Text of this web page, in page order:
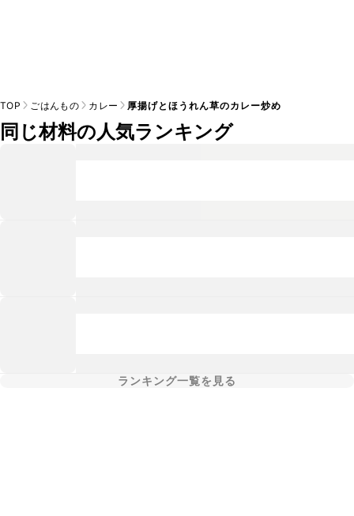
TOP ごはんもの カレー 厚揚げとほうれん草のカレー炒め
同じ材料の人気ランキング
ランキング一覧を見る